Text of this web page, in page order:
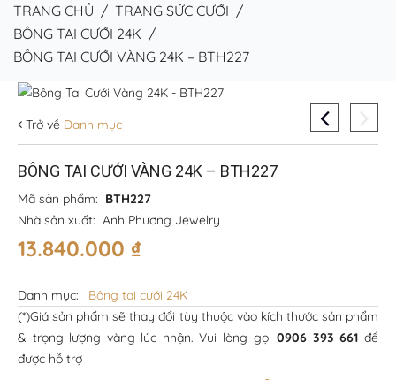
TRANG CHỦ / TRANG SỨC CƯỚI /
BÔNG TAI CƯỚI 24K /
BÔNG TAI CƯỚI VÀNG 24K – BTH227
Trở về Danh mục
BÔNG TAI CƯỚI VÀNG 24K – BTH227
Mã sản phẩm: BTH227
Nhà sản xuất: Anh Phương Jewelry
13.840.000 ₫
Danh mục:
Bông tai cưới 24K
(*)Giá sản phẩm sẽ thay đổi tùy thuộc vào kích thước sản phẩm
& trọng lượng vàng lúc nhận. Vui lòng gọi0906 393 661 để
được hỗ trợ